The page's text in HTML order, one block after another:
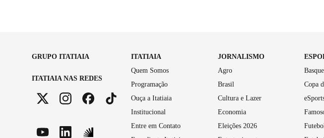
GRUPO ITATIAIA
ITATIAIA NAS REDES
ITATIAIA
Quem Somos
Programação
Ouça a Itatiaia
Institucional
Entre em Contato
JORNALISMO
Agro
Brasil
Cultura e Lazer
Economia
Eleições 2026
Copa